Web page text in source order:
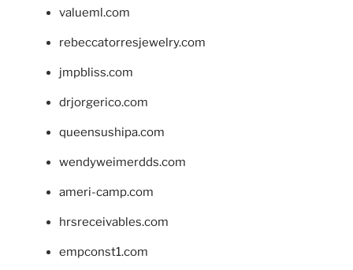
valueml.com
rebeccatorresjewelry.com
jmpbliss.com
drjorgerico.com
queensushipa.com
wendyweimerdds.com
ameri-camp.com
hrsreceivables.com
empconst1.com